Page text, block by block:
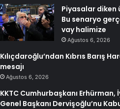
Piyasalar diken
Bu senaryo
vay halimize
Ağustos 6, 2026
Kılıçdaroğlu’ndan Kıbrıs Barış
mesajı
Ağustos 6, 2026
KKTC Cumhurbaşkanı Erhürman,
Genel Başkanı Dervişoğlu’nu